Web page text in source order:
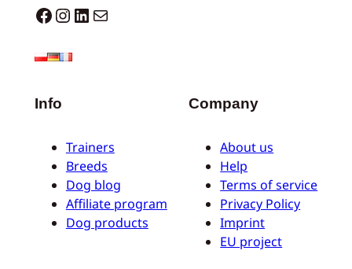
Dogo facebook InstagramLinkedIn Correo electrónico
Info
Trainers
Breeds
Dog blog
Affiliate program
Dog products
Company
About us
Help
Terms of service
Privacy Policy
Imprint
EU project